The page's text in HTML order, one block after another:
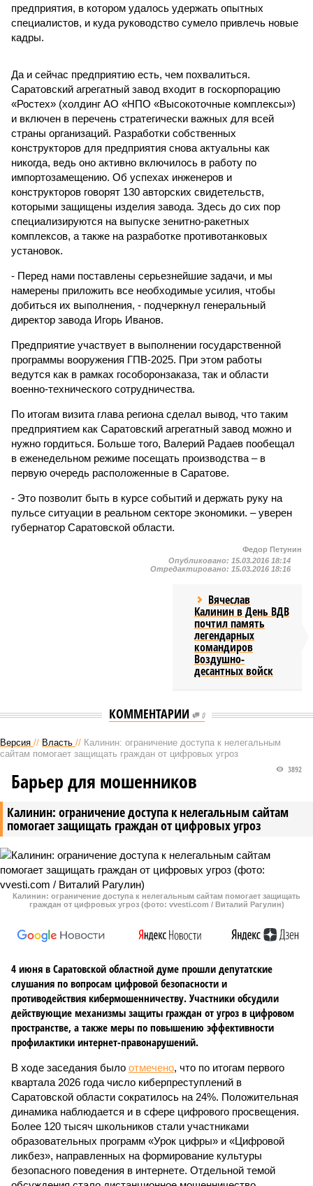
предприятия, в котором удалось удержать опытных
специалистов, и куда руководство сумело привлечь новые
кадры.
Да и сейчас предприятию есть, чем похвалиться.
Саратовский агрегатный завод входит в госкорпорацию
«Ростех» (холдинг АО «НПО «Высокоточные комплексы»)
и включен в перечень стратегически важных для всей
страны организаций. Разработки собственных
конструкторов для предприятия снова актуальны как
никогда, ведь оно активно включилось в работу по
импортозамещению. Об успехах инженеров и
конструкторов говорят 130 авторских свидетельств,
которыми защищены изделия завода. Здесь до сих пор
специализируются на выпуске зенитно-ракетных
комплексов, а также на разработке противотанковых
установок.
- Перед нами поставлены серьезнейшие задачи, и мы
намерены приложить все необходимые усилия, чтобы
добиться их выполнения, - подчеркнул генеральный
директор завода Игорь Иванов.
Предприятие участвует в выполнении государственной
программы вооружения ГПВ-2025. При этом работы
ведутся как в рамках гособоронзаказа, так и области
военно-технического сотрудничества.
По итогам визита глава региона сделал вывод, что таким
предприятием как Саратовский агрегатный завод можно и
нужно гордиться. Больше того, Валерий Радаев пообещал
в еженедельном режиме посещать производства – в
первую очередь расположенные в Саратове.
- Это позволит быть в курсе событий и держать руку на
пульсе ситуации в реальном секторе экономики. – уверен
губернатор Саратовской области.
Федор Петунин
Опубликовано: 15.03.2016 18:14
Отредактировано: 15.03.2016 18:16
Вячеслав
Калинин в День ВДВ
почтил память
легендарных
командиров
Воздушно-
десантных войск
КОММЕНТАРИИ 0
Версия // Власть // Калинин: ограничение доступа к нелегальным
сайтам помогает защищать граждан от цифровых угроз
Калинин: ограничение доступа к нелегальным сайтам
помогает защищать граждан от цифровых угроз
3892
Барьер для мошенников
Калинин: ограничение доступа к нелегальным сайтам помогает защищать
граждан от цифровых угроз (фото: vvesti.com / Виталий Рагулин)
4 июня в Саратовской областной думе прошли депутатские
слушания по вопросам цифровой безопасности и
противодействия кибермошенничеству. Участники обсудили
действующие механизмы защиты граждан от угроз в цифровом
пространстве, а также меры по повышению эффективности
профилактики интернет-правонарушений.
В ходе заседания было отмечено, что по итогам первого
квартала 2026 года число киберпреступлений в
Саратовской области сократилось на 24%. Положительная
динамика наблюдается и в сфере цифрового просвещения.
Более 120 тысяч школьников стали участниками
образовательных программ «Урок цифры» и «Цифровой
ликбез», направленных на формирование культуры
безопасного поведения в интернете. Отдельной темой